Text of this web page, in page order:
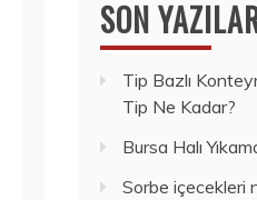
SON
Tip Bazlı
Tip Ne Kadar?
Bursa Halı
Sorbe içecekleri